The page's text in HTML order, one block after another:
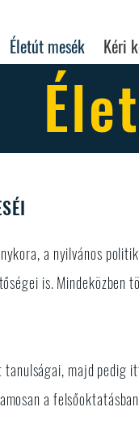
Életút mesék Kéri
a nyilvános
is. Mindeközben
majd pedig
a